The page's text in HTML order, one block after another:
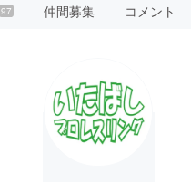
97 仲間募集 コメント